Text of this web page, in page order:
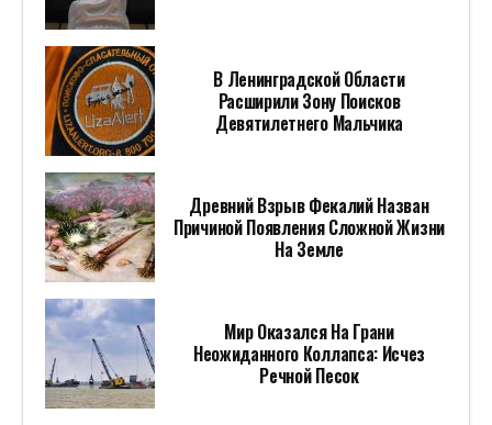
В Ленинградской Области
Расширили Зону Поисков
Девятилетнего Мальчика
Древний Взрыв Фекалий Назван
Причиной Появления Сложной Жизни
На Земле
Мир Оказался На Грани
Неожиданного Коллапса: Исчез
Речной Песок